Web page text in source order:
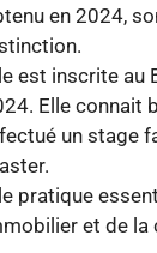
en 2024,
est inscrite au
Elle connait
un stage
pratique
et de la